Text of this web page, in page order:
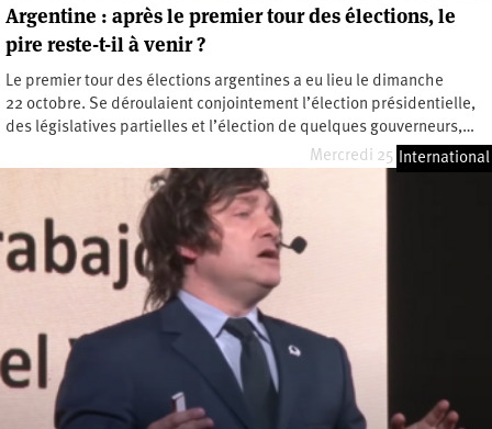
Argentine : après le premier tour des élections, le
pire reste-t-il à venir ?
Le premier tour des élections argentines a eu lieu le dimanche
22 octobre. Se déroulaient conjointement l’élection présidentielle,
des législatives partielles et l’élection de quelques gouverneurs,…
Mercredi 25 octobre 2023
International